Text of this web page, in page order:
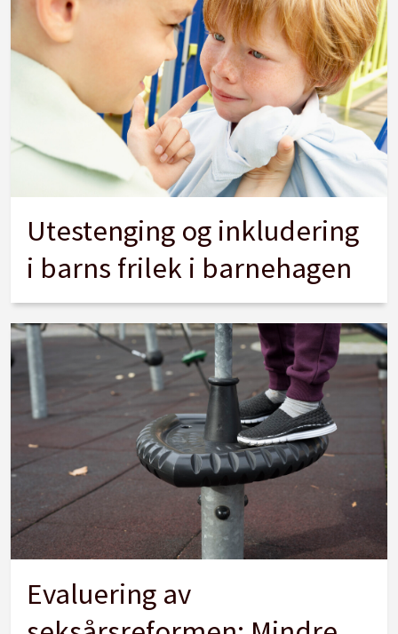
Utestenging og inkludering
i barns frilek i barnehagen
Evaluering av